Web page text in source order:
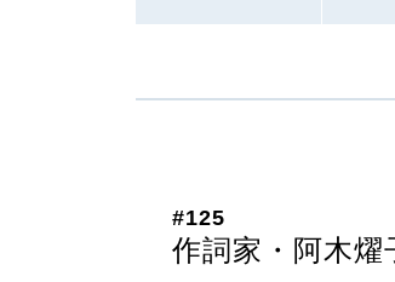
#125
作詞家・阿木燿